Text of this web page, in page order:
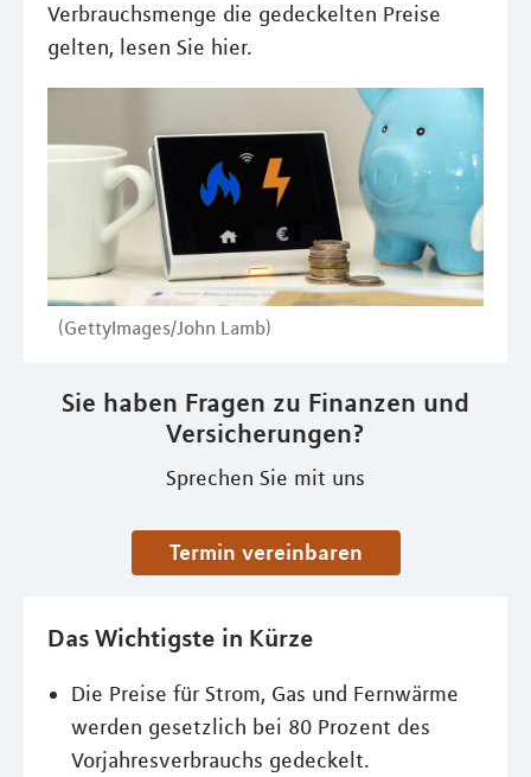
Verbrauchsmenge die gedeckelten Preise
gelten, lesen Sie hier.
(GettyImages/John Lamb)
Sie haben Fragen zu Finanzen und
Versicherungen?
Sprechen Sie mit uns
Termin vereinbaren
Das Wichtigste in Kürze
Die Preise für Strom, Gas und Fernwärme
werden gesetzlich bei 80 Prozent des
Vorjahresverbrauchs gedeckelt.